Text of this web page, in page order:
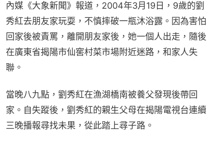
內媒《大象新聞》報道，2004年3月19日，9歲的劉
秀紅去朋友家玩耍，不慎摔破一瓶沐浴露。因為害怕
回家後被責罵，離開朋友家後，她一個人出走，隨後
在廣東省揭陽市仙窖村菜市場附近迷路，和家人失
聯。
當晚八九點，劉秀紅在漁湖橋南被養父發現後帶回
家。自失蹤後，劉秀紅的親生父母在揭陽電視台連續
三晚播報尋找未果，從此踏上尋子路。